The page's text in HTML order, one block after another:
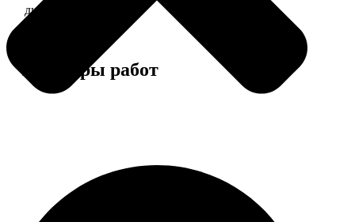
диаметр 56 мм
Примеры работ